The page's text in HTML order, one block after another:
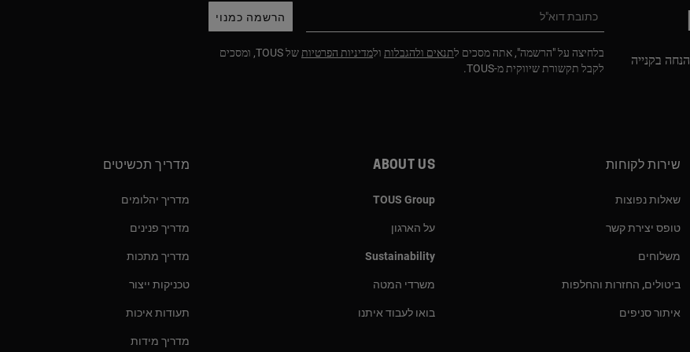
הירשמו לניוזלטר שלנו וקבלו 10% הנחה בקנייה
כתובת דוא"ל הרשמה כמנוי
בלחיצה על "הרשמה", אתה מסכים לתנאים ולהגבלות ולמדיניות הפרטיות
של TOUS, ומסכים
לקבל תקשורת שיווקית מ-TOUS.
שירות לקוחות
שאלות נפוצות
טופס יצירת קשר
משלוחים
ביטולים, החזרות והחלפות
איתור סניפים
About us
TOUS Group
על הארגון
Sustainability
משרדי המטה
בואו לעבוד איתנו
מדריך תכשיטים
מדריך יהלומים
מדריך פנינים
מדריך מתכות
טכניקות ייצור
תעודות איכות
מדריך מידות